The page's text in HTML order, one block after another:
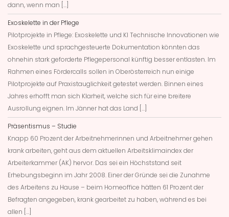
dann, wenn man […]
Exoskelette in der Pflege
Pilotprojekte in Pflege: Exoskelette und KI Technische Innovationen wie
Exoskelette und sprachgesteuerte Dokumentation könnten das
ohnehin stark geforderte Pflegepersonal künftig besser entlasten. Im
Rahmen eines Fördercalls sollen in Oberösterreich nun einige
Pilotprojekte auf Praxistauglichkeit getestet werden. Binnen eines
Jahres erhofft man sich Klarheit, welche sich für eine breitere
Ausrollung eignen. Im Jänner hat das Land […]
Präsentismus – Studie
Knapp 60 Prozent der Arbeitnehmerinnen und Arbeitnehmer gehen
krank arbeiten, geht aus dem aktuellen Arbeitsklimaindex der
Arbeiterkammer (AK) hervor. Das sei ein Höchststand seit
Erhebungsbeginn im Jahr 2008. Einer der Gründe sei die Zunahme
des Arbeitens zu Hause – beim Homeoffice hätten 61 Prozent der
Befragten angegeben, krank gearbeitet zu haben, während es bei
allen […]